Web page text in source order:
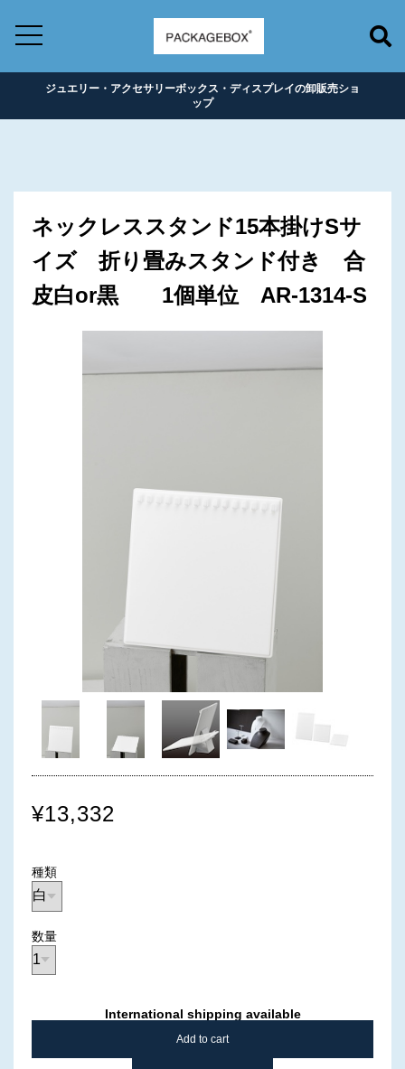
ジュエリー・アクセサリーボックス・ディスプレイの卸販売ショ
ップ
ネックレススタンド15本掛けSサ
イズ 折り畳みスタンド付き 合
皮白or黒 1個単位 AR-1314-S
¥13,332
種類
数量
International shipping available
Add to cart